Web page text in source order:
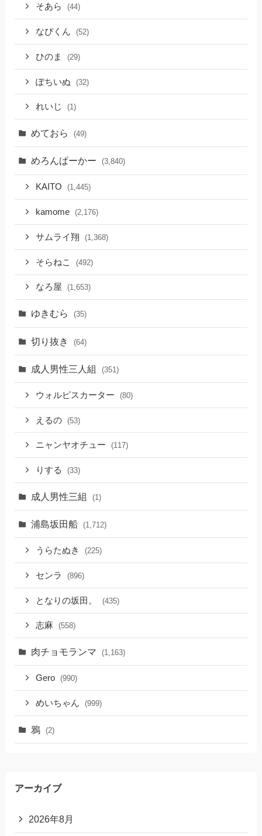
そあら (44)
なぴくん (52)
ひのま (29)
ぽちいぬ (32)
れいじ (1)
めておら (49)
めろんぱーかー (3,840)
KAITO (1,445)
kamome (2,176)
サムライ翔 (1,368)
そらねこ (492)
なろ屋 (1,653)
ゆきむら (35)
切り抜き (64)
成人男性三人組 (351)
ウォルピスカーター (80)
えるの (53)
ニャンヤオチュー (117)
りする (33)
成人男性三組 (1)
浦島坂田船 (1,712)
うらたぬき (225)
センラ (896)
となりの坂田。 (435)
志麻 (558)
肉チョモランマ (1,163)
Gero (990)
めいちゃん (999)
鴉 (2)
アーカイブ
2026年8月